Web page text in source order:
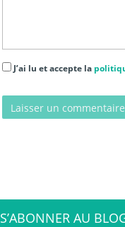
J’ai lu et accepte la
S’ABONNER AU